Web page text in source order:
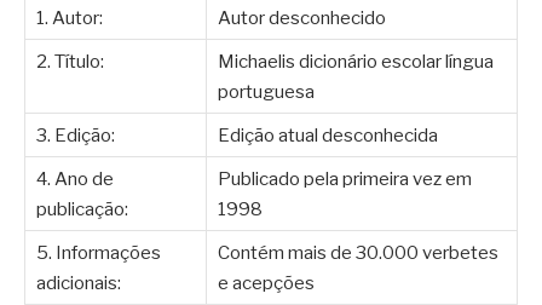
1. Autor:
Autor desconhecido
2. Título:
Michaelis dicionário escolar língua
portuguesa
3. Edição:
Edição atual desconhecida
4. Ano de
publicação:
Publicado pela primeira vez em
1998
5. Informações
adicionais:
Contém mais de 30.000 verbetes
e acepções